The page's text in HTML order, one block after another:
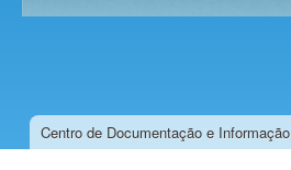
Menu principal
Centro de Documentação e Informação